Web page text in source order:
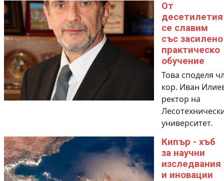
От
десетилетия
се славим
със засилено
практическо
обучение
Това споделя
кор. Иван
ректор на
университет.
Кипър - хъб
за научни
изследвания
и иновации